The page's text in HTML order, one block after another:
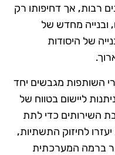
רבות, אך דחיפותו רק
ובנייה מחדש של
של היסודות
השותפות מגבשים יחד
ליישום בטווח של
השירותים כדי לתת
לחיזוק התשתיות,
ברמה המערכתית